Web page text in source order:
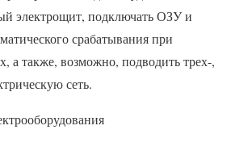
электрощит, подключать ОЗУ и
срабатывания при
а также, возможно, подводить трех-,
сеть.